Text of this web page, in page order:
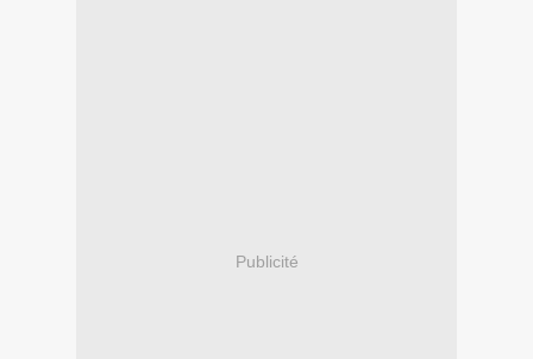
Publicité